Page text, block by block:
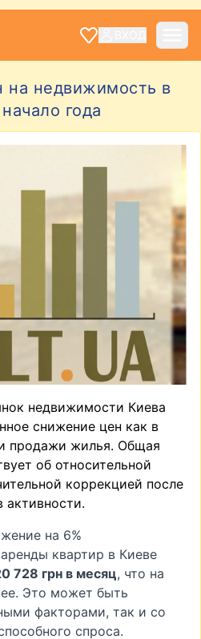
на недвижимость в
года
недвижимости Киева
снижение цен как в
продажи жилья. Общая
об относительной
коррекцией после
на 6%
квартир в Киеве
728 грн в месяц, что на
Это может быть
факторами, так и со
спроса.